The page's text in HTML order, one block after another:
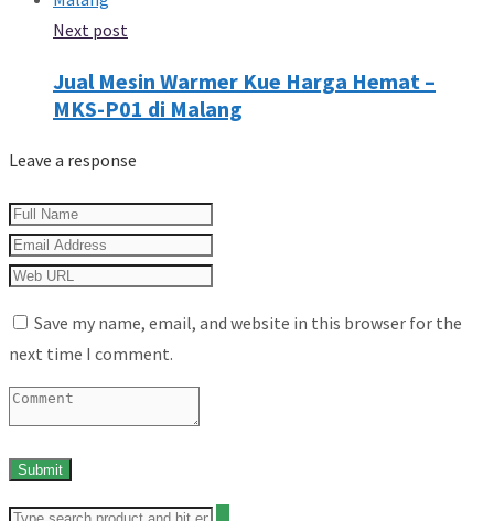
Next post
Jual Mesin Warmer Kue Harga Hemat –
MKS-P01 di Malang
Leave a response
Save my name, email, and website in this browser for the
next time I comment.